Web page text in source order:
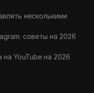
несколькими
советы на 2026
на YouTube на 2026